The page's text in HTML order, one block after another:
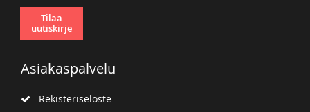
Tilaa
uutiskirje
Asiakaspalvelu
Rekisteriseloste